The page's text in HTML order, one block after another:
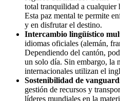
total tranquilidad a cualquier
Esta paz mental te permite
y en disfrutar el destino.
Intercambio lingüístico
idiomas oficiales (alemán,
Dependiendo del cantón,
un solo día. Sin embargo, la
internacionales utilizan el
Sostenibilidad de
gestión de recursos y
líderes mundiales en la